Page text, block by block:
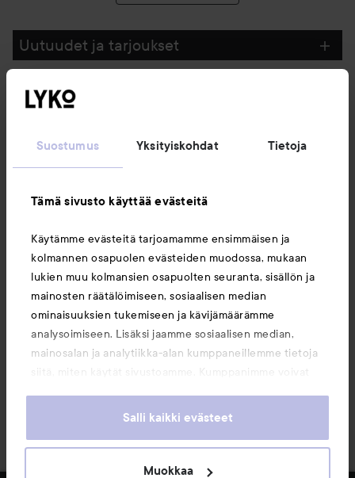
Suostumus Yksityiskohdat Tietoja
Tämä sivusto käyttää evästeitä
Käytämme evästeitä tarjoamamme ensimmäisen ja
kolmannen osapuolen evästeiden muodossa, mukaan
lukien muu kolmansien osapuolten seuranta, sisällön ja
mainosten räätälöimiseen, sosiaalisen median
ominaisuuksien tukemiseen ja kävijämäärämme
analysoimiseen. Lisäksi jaamme sosiaalisen median,
mainosalan ja analytiikka-alan kumppaneillemme tietoja
heille tai joita on kerätty, kun olet käyttänyt heidän
evästeiden käytön.
Salli kaikki evästeet
Muokkaa
Uutuudet ja tarjoukset
Seuraa meitä
Asiakaspalvelu
Tietoja
Saattaisit myös tykätä